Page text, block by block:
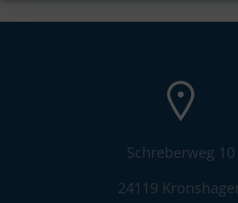
Schreberweg 10
24119